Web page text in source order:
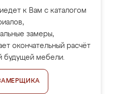
к Вам с каталогом
замеры,
окончательный расчёт
будущей мебели.